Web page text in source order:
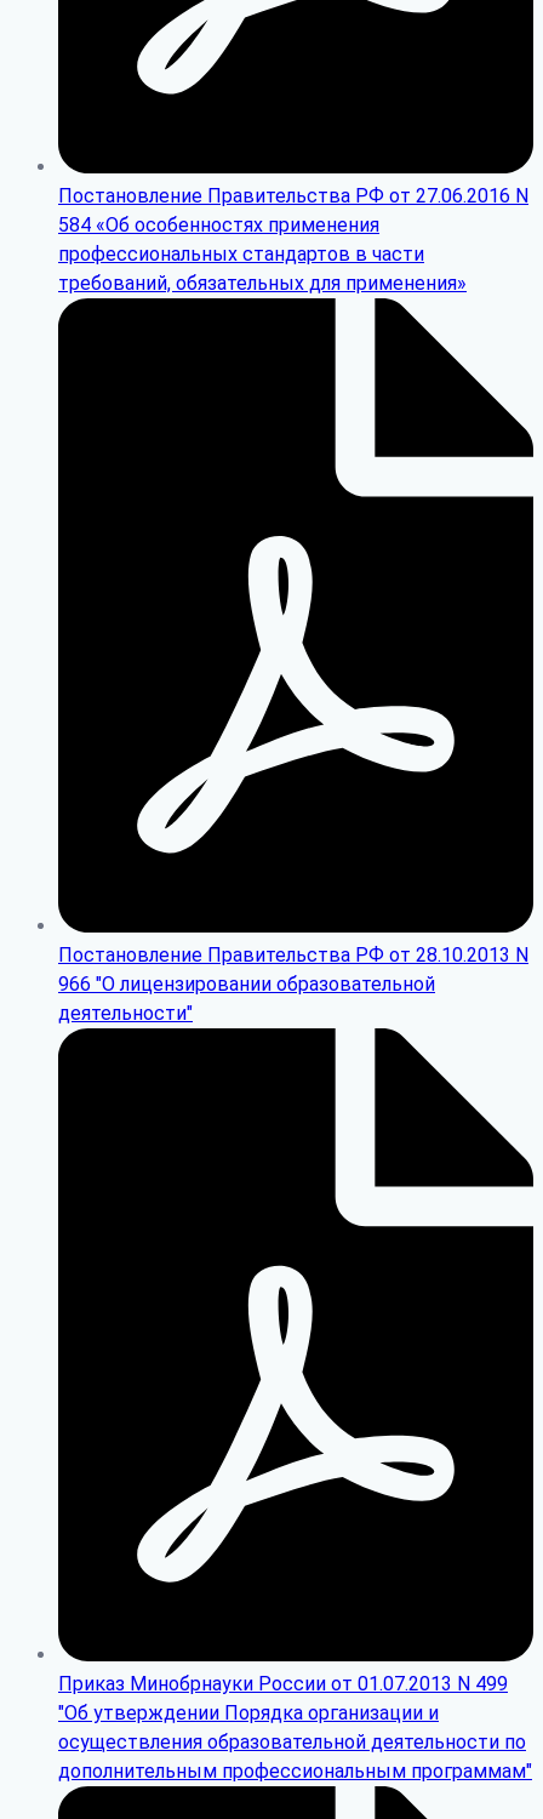
Постановление Правительства РФ от 27.06.2016 N
584 «Об особенностях применения
профессиональных стандартов в части
требований, обязательных для применения»
Постановление Правительства РФ от 28.10.2013 N
966 "О лицензировании образовательной
деятельности"
Приказ Минобрнауки России от 01.07.2013 N 499
"Об утверждении Порядка организации и
осуществления образовательной деятельности по
дополнительным профессиональным программам"